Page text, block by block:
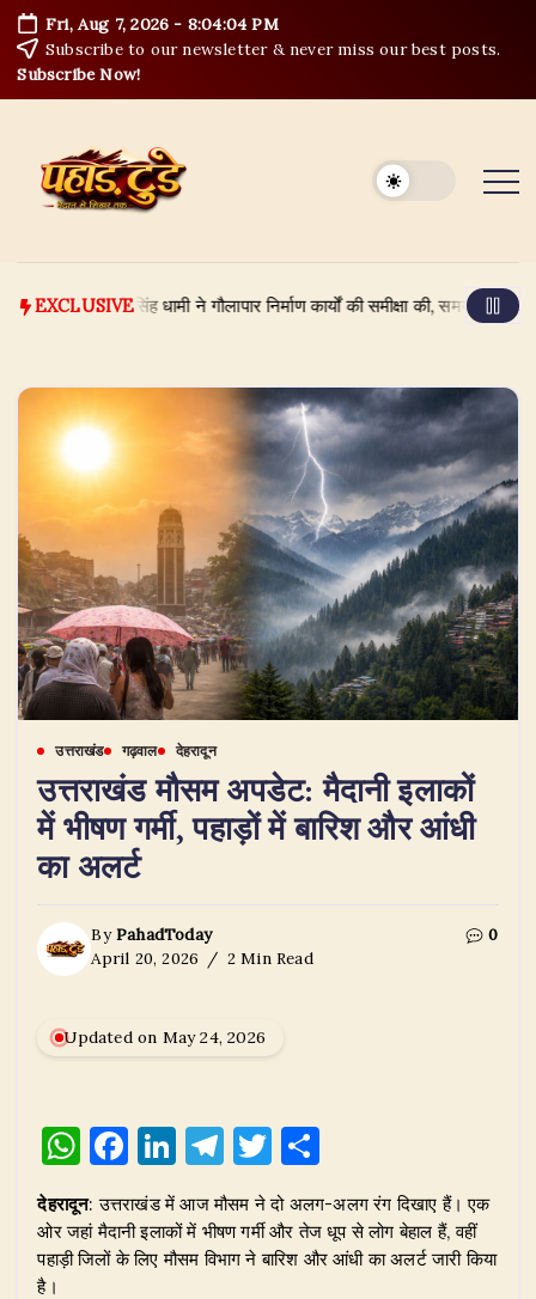
Skip
to
content
Fri, Aug 7, 2026 - 8:04:05 PM
Subscribe to our newsletter & never miss our best posts.
Subscribe Now!
EXCLUSIVE
पुष्कर सिंह धामी ने गौलापार निर्माण कार्यों की समीक्षा की, समय-सीमा और
उत्तराखंड गढ़वाल देहरादून
उत्तराखंड मौसम अपडेट: मैदानी इलाकों
में भीषण गर्मी, पहाड़ों में बारिश और आंधी
का अलर्ट
ByPahadToday
April 20, 2026
2 Min Read
0
Updated on May 24, 2026
W
at
s
F
a
c
e
Li
k
e
T
el
e
g
T
w
it
te
ar
e
देहरादून: उत्तराखंड में आज मौसम ने दो अलग-अलग रंग दिखाए हैं। एक
ओर जहां मैदानी इलाकों में भीषण गर्मी और तेज धूप से लोग बेहाल हैं, वहीं
पहाड़ी जिलों के लिए मौसम विभाग ने बारिश और आंधी का अलर्ट जारी किया
है।